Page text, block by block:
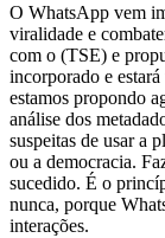
O WhatsApp vem
viralidade e
com o (TSE) e
incorporado e
estamos propondo
análise dos
suspeitas de usar a
ou a democracia.
sucedido. É o
nunca, porque
interações.